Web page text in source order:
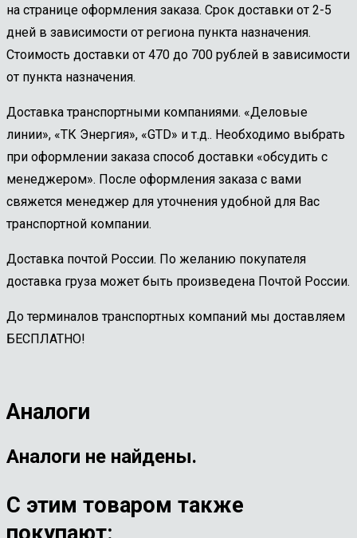
на странице оформления заказа. Срок доставки от 2-5
дней в зависимости от региона пункта назначения.
Стоимость доставки от 470 до 700 рублей в зависимости
от пункта назначения.
Доставка транспортными компаниями. «Деловые
линии», «ТК Энергия», «GTD» и т.д.. Необходимо выбрать
при оформлении заказа способ доставки «обсудить с
менеджером». После оформления заказа с вами
свяжется менеджер для уточнения удобной для Вас
транспортной компании.
Доставка почтой России. По желанию покупателя
доставка груза может быть произведена Почтой России.
До терминалов транспортных компаний мы доставляем
БЕСПЛАТНО!
Аналоги
Аналоги не найдены.
С этим товаром также